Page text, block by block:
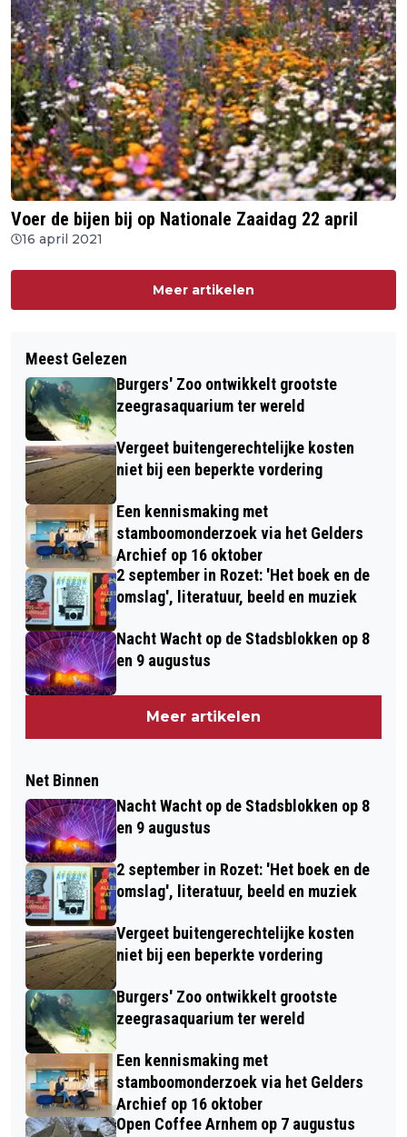
Voer de bijen bij op Nationale Zaaidag 22 april
16 april 2021
Meer artikelen
Meest Gelezen
Burgers' Zoo ontwikkelt grootste
zeegrasaquarium ter wereld
Vergeet buitengerechtelijke kosten
niet bij een beperkte vordering
Een kennismaking met
stamboomonderzoek via het Gelders
Archief op 16 oktober
2 september in Rozet: 'Het boek en de
omslag', literatuur, beeld en muziek
Nacht Wacht op de Stadsblokken op 8
en 9 augustus
Meer artikelen
Net Binnen
Nacht Wacht op de Stadsblokken op 8
en 9 augustus
2 september in Rozet: 'Het boek en de
omslag', literatuur, beeld en muziek
Vergeet buitengerechtelijke kosten
niet bij een beperkte vordering
Burgers' Zoo ontwikkelt grootste
zeegrasaquarium ter wereld
Een kennismaking met
stamboomonderzoek via het Gelders
Archief op 16 oktober
Open Coffee Arnhem op 7 augustus